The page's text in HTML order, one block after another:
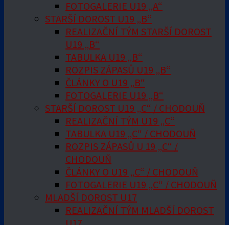
FOTOGALERIE U19 „A“
STARŠÍ DOROST U19 „B“
REALIZAČNÍ TÝM STARŠÍ DOROST
U19 „B“
TABULKA U19 „B“
ROZPIS ZÁPASŮ U19 „B“
ČLÁNKY O U19 „B“
FOTOGALERIE U19 „B“
STARŠÍ DOROST U19 „C“ / CHODOUŇ
REALIZAČNÍ TÝM U19 „C“
TABULKA U19 „C“ / CHODOUŇ
ROZPIS ZÁPASŮ U 19 „C“ /
CHODOUŇ
ČLÁNKY O U19 „C“ / CHODOUŇ
FOTOGALERIE U19 „C“ / CHODOUŇ
MLADŠÍ DOROST U17
REALIZAČNÍ TÝM MLADŠÍ DOROST